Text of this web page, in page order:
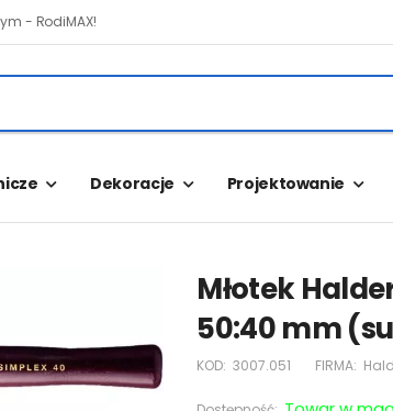
- RodiMAX!
Dekoracje Projektowanie
Młotek
50:40 mm
KOD: 3007.051 FIRMA: